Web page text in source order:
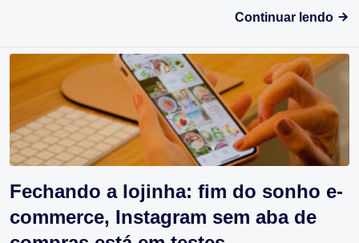
Continuar lendo
Fechando a lojinha: fim do sonho e-
commerce, Instagram sem aba de